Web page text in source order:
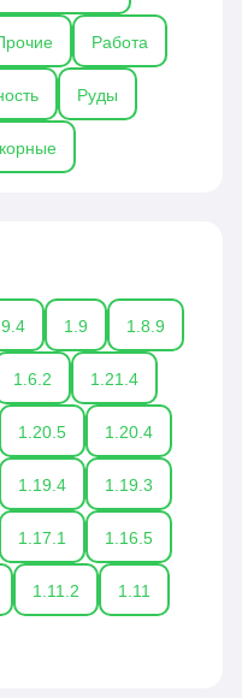
Работа
Руды
1.9 1.8.9
1.6.2 1.21.4
1.20.5 1.20.4
1.19.4 1.19.3
1.17.1 1.16.5
1.11.2 1.11